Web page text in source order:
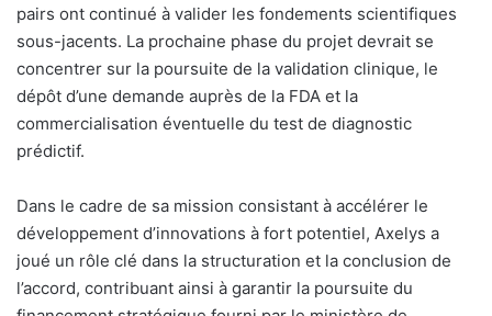
pairs ont continué à valider les fondements scientifiques
sous-jacents. La prochaine phase du projet devrait se
concentrer sur la poursuite de la validation clinique, le
dépôt d’une demande auprès de la FDA et la
commercialisation éventuelle du test de diagnostic
prédictif.
Dans le cadre de sa mission consistant à accélérer le
développement d’innovations à fort potentiel, Axelys a
joué un rôle clé dans la structuration et la conclusion de
l’accord, contribuant ainsi à garantir la poursuite du